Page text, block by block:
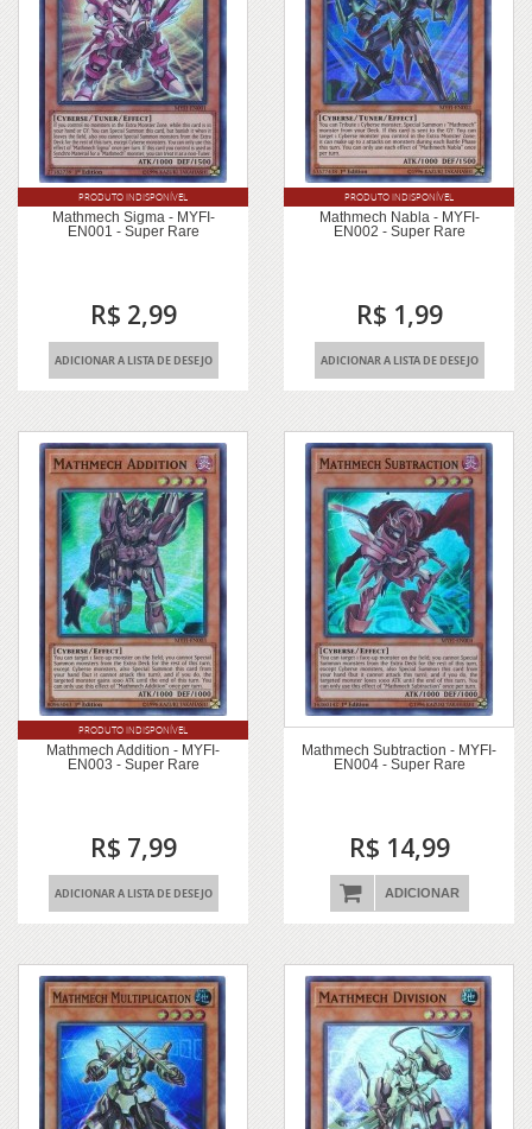
Mathmech Sigma - MYFI-
EN001 - Super Rare
R$ 2,99
PRODUTO INDISPONÍVEL
ADICIONAR A LISTA DE DESEJO
Mathmech Nabla - MYFI-
EN002 - Super Rare
R$ 1,99
PRODUTO INDISPONÍVEL
ADICIONAR A LISTA DE DESEJO
Mathmech Addition - MYFI-
EN003 - Super Rare
R$ 7,99
PRODUTO INDISPONÍVEL
ADICIONAR A LISTA DE DESEJO
Mathmech Subtraction - MYFI-
EN004 - Super Rare
R$ 14,99
ADICIONAR